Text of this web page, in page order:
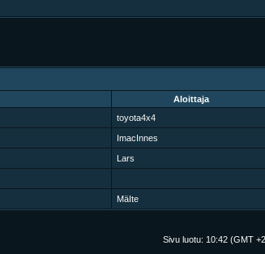
Aloittaja
toyota4x4
ImacInnes
Lars
MäIte
Sivu luotu: 10:42 (GMT